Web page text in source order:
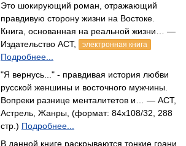
Это шокирующий роман, отражающий
правдивую сторону жизни на Востоке.
Книга, основанная на реальной жизни… —
Издательство АСТ,
электронная книга
Подробнее...
"Я вернусь..." - правдивая история любви
русской женшины и восточного мужчины.
Вопреки разнице менталитетов и… — АСТ,
Астрель, Жанры, (формат: 84x108/32, 288
стр.) Подробнее...
В данной книге раскрываются тонкие грани